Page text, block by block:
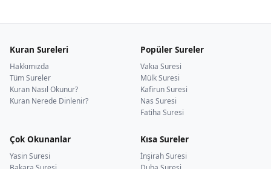
Kuran Sureleri
Hakkımızda
Tüm Sureler
Kuran Nasıl Okunur?
Kuran Nerede Dinlenir?
Popüler Sureler
Vakıa Suresi
Mülk Suresi
Kafirun Suresi
Nas Suresi
Fatiha Suresi
Çok Okunanlar
Yasin Suresi
Kısa Sureler
İnşirah Suresi